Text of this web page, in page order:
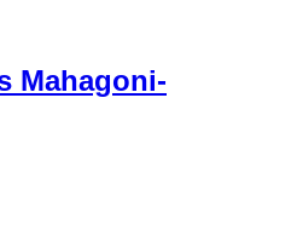
Mahagoni-